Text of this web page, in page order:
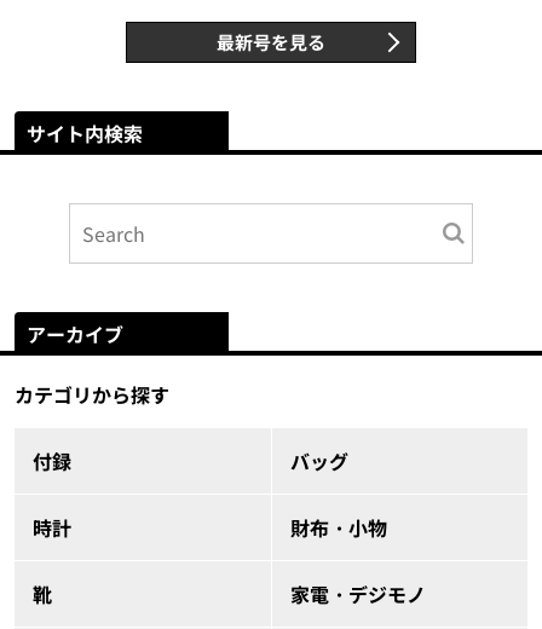
最新号を見る
サイト内検索
アーカイブ
カテゴリから探す
付録 バッグ
時計 財布・小物
靴 家電・デジモノ